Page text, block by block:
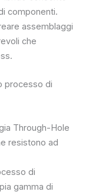
componenti.
assemblaggi
che
processo di
Through-Hole
resistono ad
di
gamma di